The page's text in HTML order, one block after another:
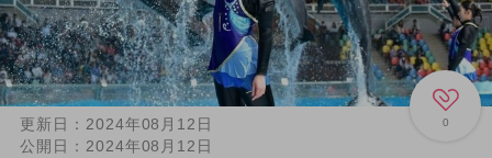
0
更新日： 2024年08月12日
公開日： 2024年08月12日